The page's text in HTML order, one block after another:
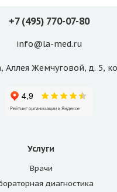
+7 (495) 770-07-80
info@la-med.ru
Аллея Жемчуговой, д. 5,
Услуги
Врачи
диагностика